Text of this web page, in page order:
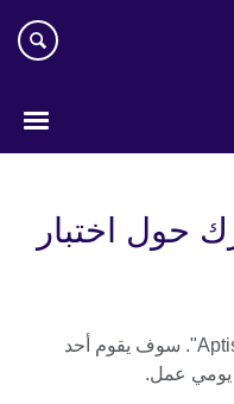
حول اختبار
شكراً على استفسارك حول اختبار "Aptis". سوف يقوم أحد
يومي عمل.